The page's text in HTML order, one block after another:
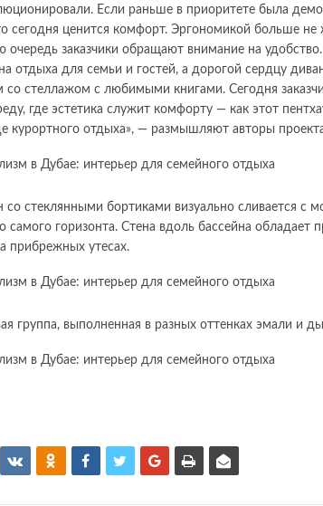
Если раньше в приоритете была
сегодня ценится комфорт. Эргономикой больше не
очередь заказчики обращают внимание на
отдыха для семьи и гостей, а дорогой сердцу
со стеллажом с любимыми книгами. Сегодня
где эстетика служит комфорту — как этот
курортного отдыха», — размышляют авторы
со стеклянными бортиками визуально сливается с
самого горизонта. Стена вдоль бассейна
прибрежных утесах.
группа, выполненная в разных оттенках эмали и